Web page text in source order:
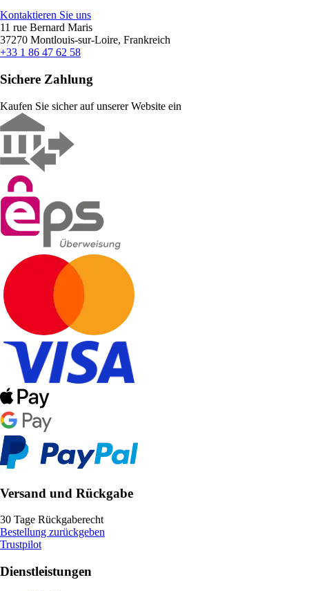
Kontaktieren Sie uns
11 rue Bernard Maris
37270 Montlouis-sur-Loire, Frankreich
+33 1 86 47 62 58
Sichere Zahlung
Kaufen Sie sicher auf unserer Website ein
Versand und Rückgabe
30 Tage Rückgaberecht
Bestellung zurückgeben
Trustpilot
Dienstleistungen